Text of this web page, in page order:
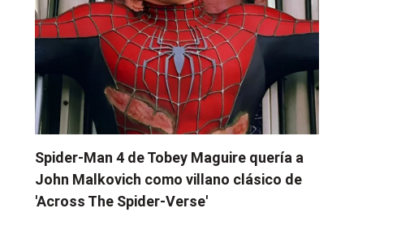
Spider-Man 4 de Tobey Maguire quería a
John Malkovich como villano clásico de
'Across The Spider-Verse'